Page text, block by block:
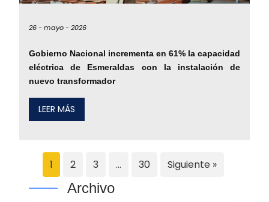
26 -mayo -2026
Gobierno Nacional incrementa en 61% la capacidad
eléctrica de Esmeraldas con la instalación de
nuevo transformador
LEER MÁS
1 2 3 … 30 Siguiente »
Archivo